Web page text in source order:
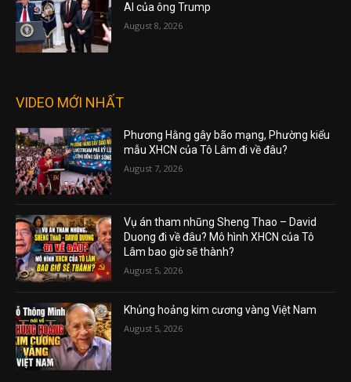
AI của ông Trump
August 8, 2026
VIDEO MỚI NHẤT
Phương Hằng gây bão mạng, Phường kiểu
mẫu XHCN của Tô Lâm đi về đâu?
August 7, 2026
Vụ án tham nhũng Sheng Thao – David
Duong đi về đâu? Mô hình XHCN của Tô
Lâm bao giờ sẽ thành?
August 5, 2026
Khủng hoảng kim cương vàng Việt Nam
August 5, 2026